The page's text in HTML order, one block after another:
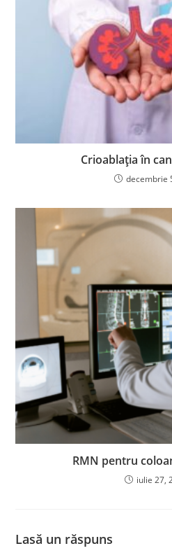
Crioablația în
decembrie
RMN pentru
iulie 27,
Lasă un răspuns